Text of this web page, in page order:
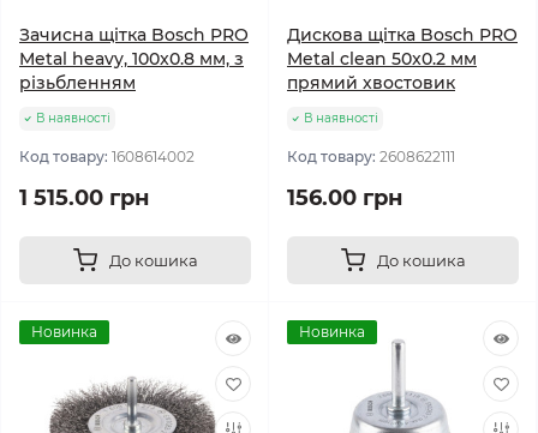
Зачисна щітка Bosch PRO
Metal heavy, 100x0.8 мм, з
різьбленням
В наявності
Код товару: 1608614002
1 515.00 грн
До кошика
Дискова щітка Bosch PRO
Metal clean 50x0.2 мм
прямий хвостовик
В наявності
Код товару: 2608622111
156.00 грн
До кошика
Новинка Новинка